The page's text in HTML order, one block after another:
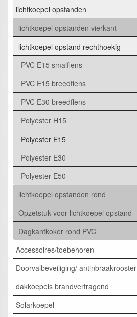
lichtkoepel opstanden
lichtkoepel opstanden vierkant
lichtkoepel opstand rechthoekig
PVC E15 smalflens
PVC E15 breedflens
PVC E30 breedflens
Polyester H15
Polyester E15
Polyester E30
Polyester E50
lichtkoepel opstanden rond
Opzetstuk voor lichtkoepel opstand
Dagkantkoker rond PVC
Accessoires/toebehoren
Doorvalbeveiliging/ antinbraakrooster
dakkoepels brandvertragend
Solarkoepel